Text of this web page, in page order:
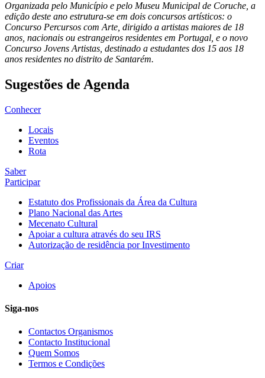
Organizada pelo Município e pelo Museu Municipal de Coruche, a
edição deste ano estrutura-se em dois concursos artísticos: o
Concurso Percursos com Arte, dirigido a artistas maiores de 18
anos, nacionais ou estrangeiros residentes em Portugal, e o novo
Concurso Jovens Artistas, destinado a estudantes dos 15 aos 18
anos residentes no distrito de Santarém.
Sugestões de Agenda
Conhecer
Locais
Eventos
Rota
Saber
Participar
Estatuto dos Profissionais da Área da Cultura
Plano Nacional das Artes
Mecenato Cultural
Apoiar a cultura através do seu IRS
Autorização de residência por Investimento
Criar
Apoios
Siga-nos
Contactos Organismos
Contacto Institucional
Quem Somos
Termos e Condições